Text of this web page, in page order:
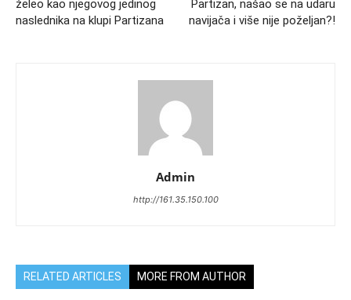
želeo kao njegovog jedinog
naslednika na klupi Partizana
Partizan, našao se na udaru
navijača i više nije poželjan?!
Admin
http://161.35.150.100
RELATED ARTICLES MORE FROM AUTHOR